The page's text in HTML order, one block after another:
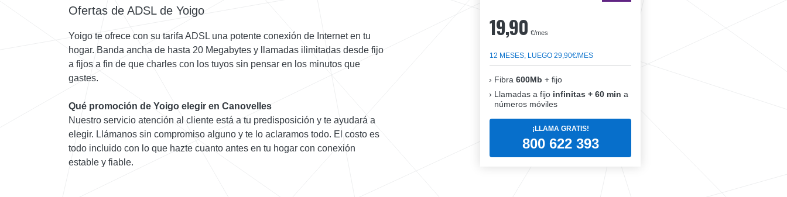
19,90 €/mes
12 MESES, LUEGO 29,90€/MES
Fibra 600Mb + fijo
Llamadas a fijo infinitas + 60 min a
números móviles
¡LLAMA GRATIS!
800 622 393
Ofertas de ADSL de Yoigo
Yoigo te ofrece con su tarifa ADSL una potente conexión de Internet en tu
hogar. Banda ancha de hasta 20 Megabytes y llamadas ilimitadas desde fijo
a fijos a fin de que charles con los tuyos sin pensar en los minutos que
gastes.
Qué promoción de Yoigo elegir en Canovelles
Nuestro servicio atención al cliente está a tu predisposición y te ayudará a
elegir. Llámanos sin compromiso alguno y te lo aclaramos todo. El costo es
todo incluido con lo que hazte cuanto antes en tu hogar con conexión
estable y fiable.